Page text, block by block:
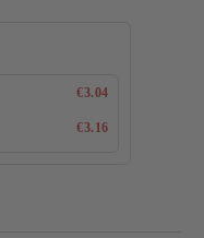
€3.04
€3.16